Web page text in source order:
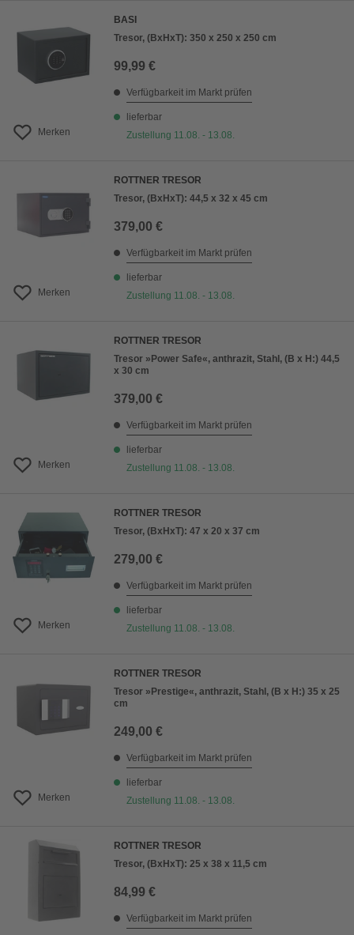
Merken
BASI
Tresor, (BxHxT): 350 x 250 x 250 cm
99,99 €
Verfügbarkeit im Markt prüfen
lieferbar
Zustellung 11.08. - 13.08.
Merken
ROTTNER TRESOR
Tresor, (BxHxT): 44,5 x 32 x 45 cm
379,00 €
Verfügbarkeit im Markt prüfen
lieferbar
Zustellung 11.08. - 13.08.
Merken
ROTTNER TRESOR
Tresor »Power Safe«, anthrazit, Stahl, (B x H:) 44,5
x 30 cm
379,00 €
Verfügbarkeit im Markt prüfen
lieferbar
Zustellung 11.08. - 13.08.
Merken
ROTTNER TRESOR
Tresor, (BxHxT): 47 x 20 x 37 cm
279,00 €
Verfügbarkeit im Markt prüfen
lieferbar
Zustellung 11.08. - 13.08.
Merken
ROTTNER TRESOR
Tresor »Prestige«, anthrazit, Stahl, (B x H:) 35 x 25
cm
249,00 €
Verfügbarkeit im Markt prüfen
lieferbar
Zustellung 11.08. - 13.08.
ROTTNER TRESOR
Tresor, (BxHxT): 25 x 38 x 11,5 cm
84,99 €
Verfügbarkeit im Markt prüfen